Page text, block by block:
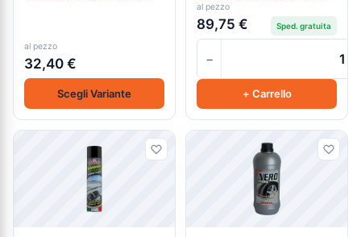
al pezzo
32,40 €
Scegli Variante
al pezzo
89,75 € Sped. gratuita
−
+ Carrello